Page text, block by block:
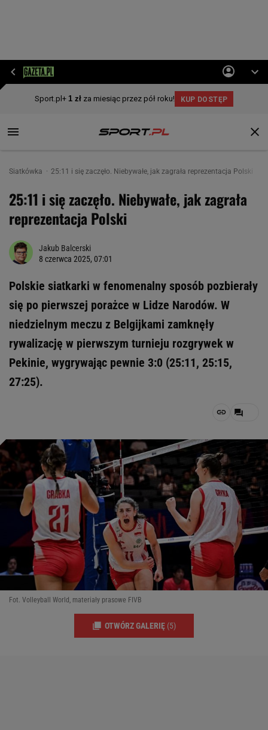
Siatkówka 25:11 i się zaczęło. Niebywałe, jak zagrała reprezentacja Polski
25:11 i się zaczęło. Niebywałe, jak zagrała
reprezentacja Polski
Jakub Balcerski
8 czerwca 2025, 07:01
Polskie siatkarki w fenomenalny sposób pozbierały
się po pierwszej porażce w Lidze Narodów. W
niedzielnym meczu z Belgijkami zamknęły
rywalizację w pierwszym turnieju rozgrywek w
Pekinie, wygrywając pewnie 3:0 (25:11, 25:15,
27:25).
Fot. Volleyball World, materiały prasowe FIVB
OTWÓRZ GALERIĘ (5)